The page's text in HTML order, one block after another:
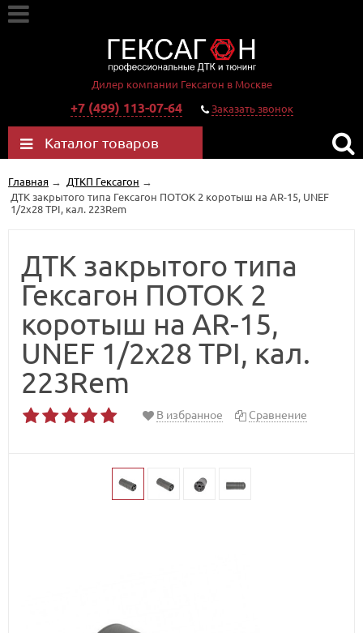
Дилер компании Гексагон в Москве
+7 (499) 113-07-64 Заказать звонок
Каталог товаров
Главная → ДТКП Гексагон →
ДТК закрытого типа Гексагон ПОТОК 2 коротыш на AR-15, UNEF
1/2х28 TPI, кал. 223Rem
ДТК закрытого типа
Гексагон ПОТОК 2
коротыш на AR-15,
UNEF 1/2х28 TPI, кал.
223Rem
В избранное Сравнение